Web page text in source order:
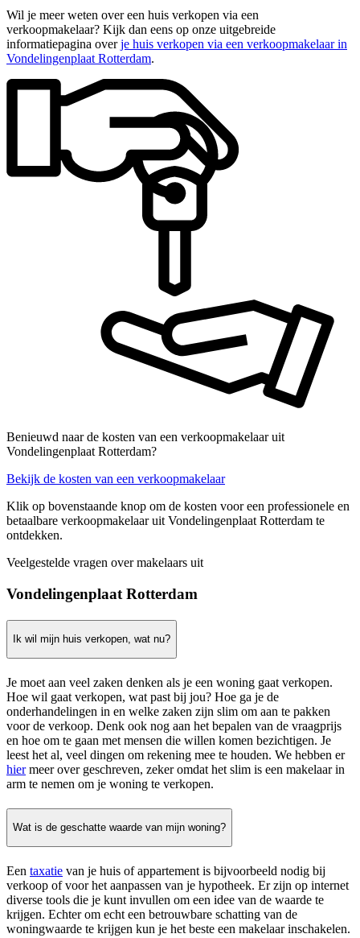
Wil je meer weten over een huis verkopen via een
verkoopmakelaar? Kijk dan eens op onze uitgebreide
informatiepagina overje huis verkopen via een verkoopmakelaar in
Vondelingenplaat Rotterdam.
Benieuwd naar de kosten van een verkoopmakelaar uit
Vondelingenplaat Rotterdam?
Bekijk de kosten van een verkoopmakelaar
Klik op bovenstaande knop om de kosten voor een professionele en
betaalbare verkoopmakelaar uit Vondelingenplaat Rotterdam te
ontdekken.
Veelgestelde vragen over makelaars uit
Vondelingenplaat Rotterdam
Ik wil mijn huis verkopen, wat nu?
Je moet aan veel zaken denken als je een woning gaat verkopen.
Hoe wil gaat verkopen, wat past bij jou? Hoe ga je de
onderhandelingen in en welke zaken zijn slim om aan te pakken
voor de verkoop. Denk ook nog aan het bepalen van de vraagprijs
en hoe om te gaan met mensen die willen komen bezichtigen. Je
leest het al, veel dingen om rekening mee te houden. We hebben er
hiermeer over geschreven, zeker omdat het slim is een makelaar in
arm te nemen om je woning te verkopen.
Wat is de geschatte waarde van mijn woning?
Een taxatie van je huis of appartement is bijvoorbeeld nodig bij
verkoop of voor het aanpassen van je hypotheek. Er zijn op internet
diverse tools die je kunt invullen om een idee van de waarde te
krijgen. Echter om echt een betrouwbare schatting van de
woningwaarde te krijgen kun je het beste een makelaar inschakelen.